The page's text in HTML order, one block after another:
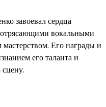
завоевал сердца
вокальными
Его награды и
его таланта и